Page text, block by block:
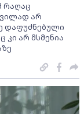
რაღაც
არ
დაფუძნებული
კი არ მსმენია